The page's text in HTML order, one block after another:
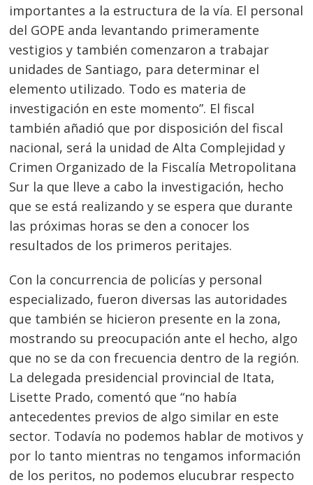
importantes a la estructura de la vía. El personal
del GOPE anda levantando primeramente
vestigios y también comenzaron a trabajar
unidades de Santiago, para determinar el
elemento utilizado. Todo es materia de
investigación en este momento”. El fiscal
también añadió que por disposición del fiscal
nacional, será la unidad de Alta Complejidad y
Crimen Organizado de la Fiscalía Metropolitana
Sur la que lleve a cabo la investigación, hecho
que se está realizando y se espera que durante
las próximas horas se den a conocer los
resultados de los primeros peritajes.
Con la concurrencia de policías y personal
especializado, fueron diversas las autoridades
que también se hicieron presente en la zona,
mostrando su preocupación ante el hecho, algo
que no se da con frecuencia dentro de la región.
La delegada presidencial provincial de Itata,
Lisette Prado, comentó que “no había
antecedentes previos de algo similar en este
sector. Todavía no podemos hablar de motivos y
por lo tanto mientras no tengamos información
de los peritos, no podemos elucubrar respecto